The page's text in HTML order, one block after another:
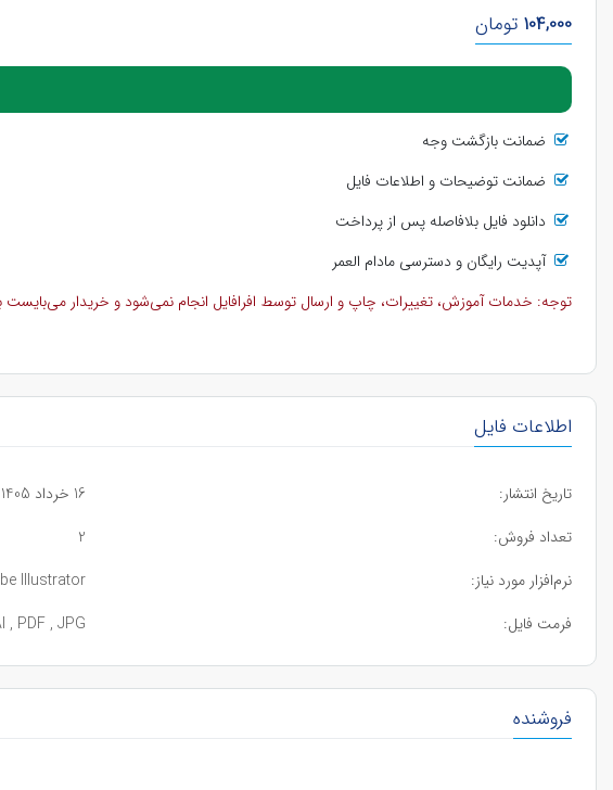
104,000 تومان
ضمانت بازگشت وجه
ضمانت توضیحات و اطلاعات فایل
دانلود فایل بلافاصله پس از پرداخت
آپدیت رایگان و دسترسی مادام العمر
توجه: خدمات آموزش، تغییرات، چاپ و ارسال توسط افرافایل انجام نمی‌شود و خریدار می‌بایست
اطلاعات فایل
تاریخ انتشار:
16 خرداد 1405
تعداد فروش:
2
نرم‌افزار مورد نیاز:
Illustrator
فرمت فایل:
, PDF , JPG
فروشنده